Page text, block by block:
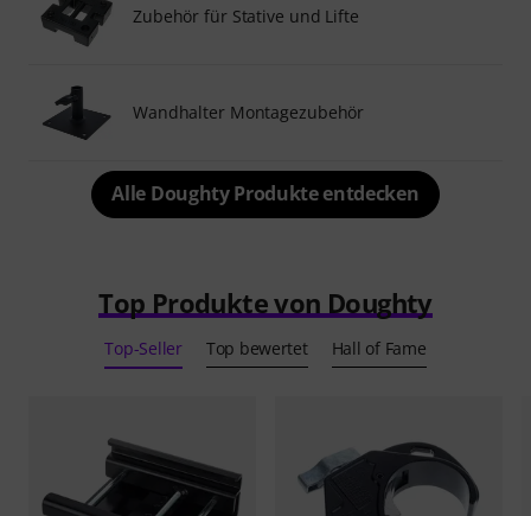
Zubehör für Stative und Lifte
Wandhalter Montagezubehör
Alle Doughty Produkte entdecken
Top Produkte von Doughty
Top-Seller Top bewertet Hall of Fame